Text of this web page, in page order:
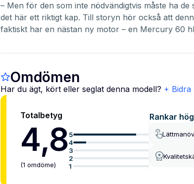
– Men för den som inte nödvändigtvis måste ha
det här ett riktigt kap. Till storyn hör också att
faktiskt har en nästan ny motor – en Mercury 60
Omdömen
Har du ägt, kört eller seglat denna modell? + Bidra
Totalbetyg
4,8
(1 omdöme)
5
4
3
2
1
Rankar